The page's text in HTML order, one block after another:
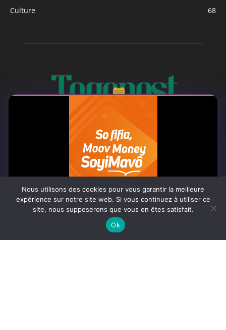
Culture
68
À PROPOS
Togo Post est un site d'information en ligne ...
Tel : +228 98 42 82 18
contact@togopost.tg
Nous utilisons des cookies pour vous garantir la meilleure
expérience sur notre site web. Si vous continuez à utiliser ce
site, nous supposerons que vous en êtes satisfait.
Ok